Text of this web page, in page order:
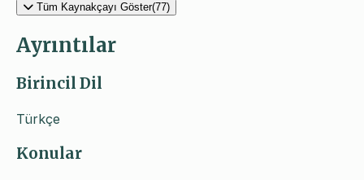
Tüm Kaynakçayı Göster(77)
Ayrıntılar
Birincil Dil
Türkçe
Konular